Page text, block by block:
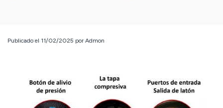
Publicado el 11/02/2025 por Admon